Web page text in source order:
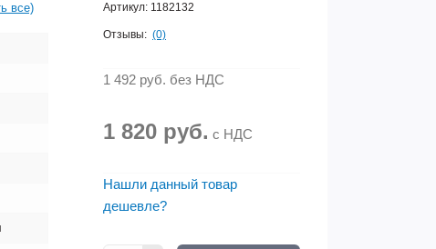
все) Артикул: 1182132
Отзывы: (0)
1 492 руб. без НДС
1 820 руб. с НДС
Нашли данный товар
дешевле?